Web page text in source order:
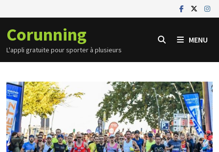
au
contenu
Corunning
L'appli gratuite pour sporter à plusieurs
MENU